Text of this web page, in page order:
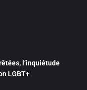
l’inquiétude
LGBT+